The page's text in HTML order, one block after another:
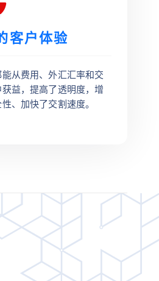
客户体验
从费用、外汇汇率和交
益，提高了透明度，增
、加快了交割速度。